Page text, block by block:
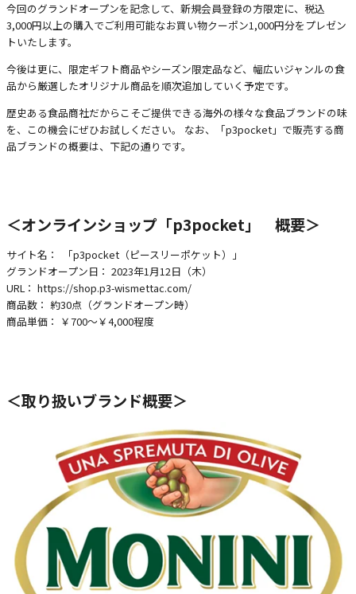
今回のグランドオープンを記念して、新規会員登録の方限定に、税込
3,000円以上の購入でご利用可能なお買い物クーポン1,000円分をプレゼン
トいたします。
今後は更に、限定ギフト商品やシーズン限定品など、幅広いジャンルの食
品から厳選したオリジナル商品を順次追加していく予定です。
歴史ある食品商社だからこそご提供できる海外の様々な食品ブランドの味
を、この機会にぜひお試しください。 なお、「p3pocket」で販売する商
品ブランドの概要は、下記の通りです。
＜オンラインショップ「p3pocket」 概要＞
サイト名： 「p3pocket（ピースリーポケット）」
グランドオープン日： 2023年1月12日（木）
URL： https://shop.p3-wismettac.com/
商品数： 約30点（グランドオープン時）
商品単価： ￥700～￥4,000程度
＜取り扱いブランド概要＞